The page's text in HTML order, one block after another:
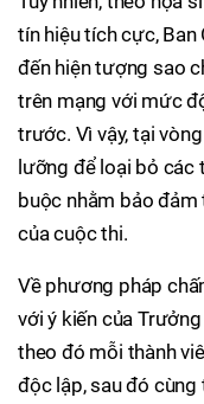
tín hiệu tích cực,
đến hiện tượng sao
trên mạng với mức
trước. Vì vậy, tại
lưỡng để loại bỏ các
buộc nhằm bảo
của cuộc thi.
Về phương pháp
với ý kiến của
theo đó mỗi thành
độc lập, sau đó